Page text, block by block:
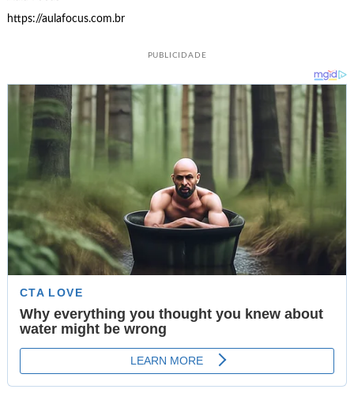
https://aulafocus.com.br
PUBLICIDADE